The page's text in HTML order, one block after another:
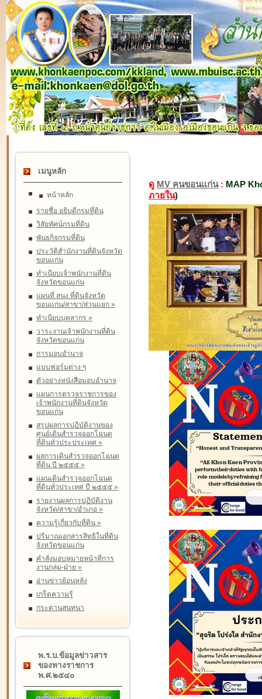
เมนูหลัก
หน้าหลัก
รายชื่อ อธิบดีกรมที่ดิน
วิสัยทัศน์กรมที่ดิน
พันธกิจกรมที่ดิน
ประวัติสำนักงานที่ดินจังหวัด
ขอนแก่น
ทำเนียบเจ้าพนักงานที่ดิน
จังหวัดขอนแก่น
แผนที่ สนง.ที่ดินจังหวัด
ขอนแก่น/สาขา/ส่วนแยก »
ทำเนียบบุคลากร »
วาระงานเจ้าพนักงานที่ดิน
จังหวัดขอนแก่น
การมอบอำนาจ
แบบฟอร์มต่าง ๆ
ตัวอย่างหนังสือมอบอำนาจ
แผนการตรวจราชการของ
เจ้าพนักงานที่ดินจังหวัด
ขอนแก่น
สรุปผลการปฏิบัติงานของ
ศูนย์เดินสำรวจออกโฉนด
ที่ดินทั่วประประเทศ »
ผลการเดินสำรวจออกโฉนด
ที่ดิน ปี ๒๕๕๕ »
แผนเดินสำรวจออกโฉนด
ที่ดินทั่วประเทศ ปี ๒๕๕๕ »
รายงานผลการปฏิบัติงาน
จังหวัด/สาขา/อำเภอ »
ความรู้เกี่ยวกับที่ดิน »
ปริมาณเอกสารสิทธิในที่ดิน
จังหวัดขอนแก่น
คำสั่งมอบหมายหน้าที่การ
งานกลุ่ม-ฝ่าย »
อ่านข่าวย้อนหลัง
เกร็ดความรู้
กระดานสนทนา
พ.ร.บ.ข้อมูลข่าวสาร
ของทางราชการ
พ.ศ.๒๕๔๐
ดู MV คนขอนแก่น: MAP
ภายใน)